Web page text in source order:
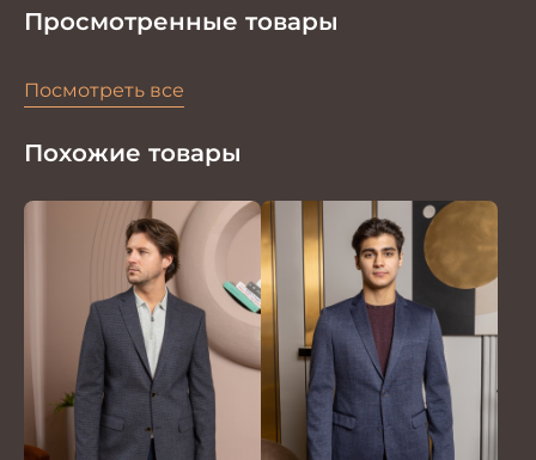
Просмотренные товары
Посмотреть все
Похожие товары